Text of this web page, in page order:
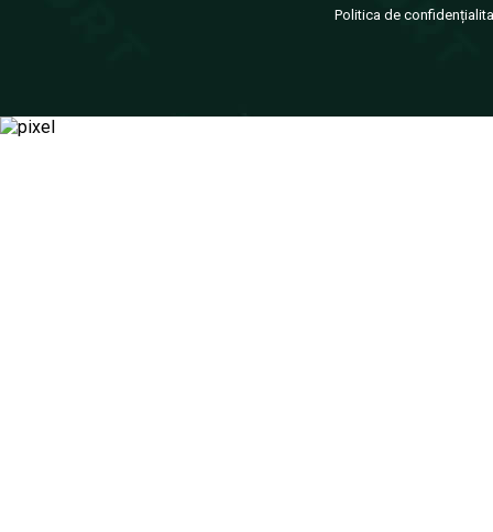
Politica de